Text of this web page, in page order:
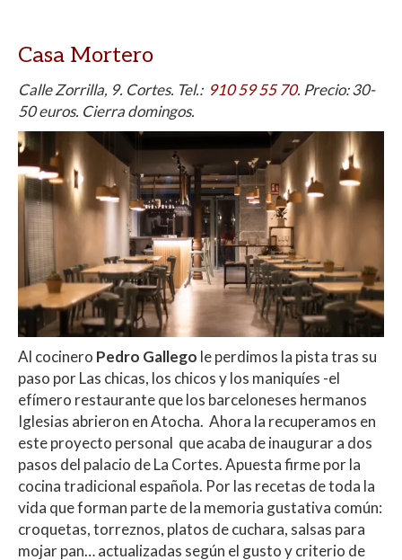
Casa Mortero
Calle Zorrilla, 9. Cortes. Tel.: 910 59 55 70. Precio: 30-
50 euros. Cierra domingos.
Al cocinero Pedro Gallego le perdimos la pista tras su
paso por Las chicas, los chicos y los maniquíes -el
efímero restaurante que los barceloneses hermanos
Iglesias abrieron en Atocha. Ahora la recuperamos en
este proyecto personal que acaba de inaugurar a dos
pasos del palacio de La Cortes. Apuesta firme por la
cocina tradicional española. Por las recetas de toda la
vida que forman parte de la memoria gustativa común:
croquetas, torreznos, platos de cuchara, salsas para
mojar pan… actualizadas según el gusto y criterio de